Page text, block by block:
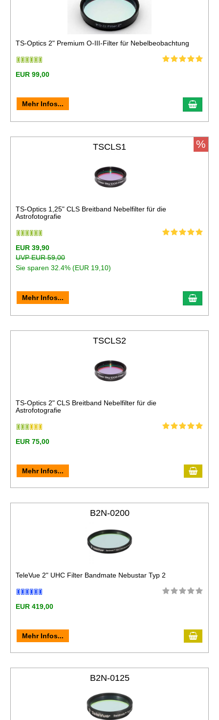
TS-Optics 2" Premium O-III-Filter für Nebelbeobachtung
EUR 99,00
Mehr Infos...
TSCLS1
TS-Optics 1,25" CLS Breitband Nebelfilter für die
Astrofotografie
EUR 39,90
UVP EUR 59,00
Sie sparen 32.4% (EUR 19,10)
Mehr Infos...
%
TSCLS2
TS-Optics 2" CLS Breitband Nebelfilter für die
Astrofotografie
EUR 75,00
Mehr Infos...
B2N-0200
TeleVue 2" UHC Filter Bandmate Nebustar Typ 2
EUR 419,00
Mehr Infos...
B2N-0125